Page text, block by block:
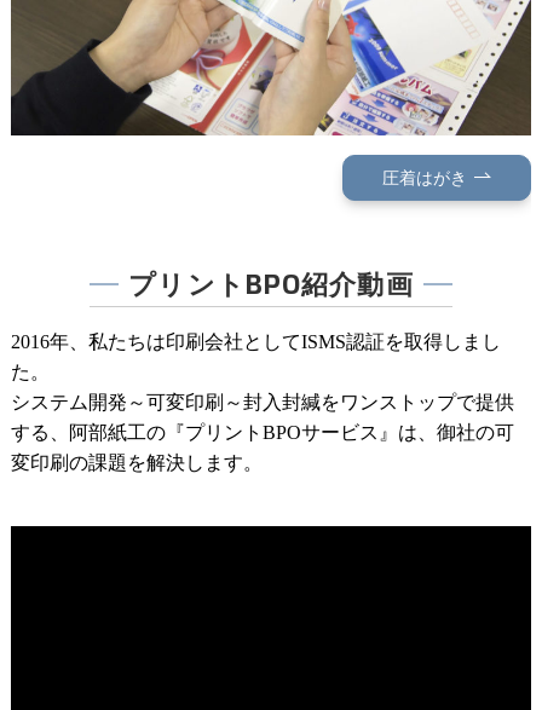
圧着はがき
プリントBPO紹介動画
2016年、私たちは印刷会社としてISMS認証を取得しまし
た。
システム開発～可変印刷～封入封緘をワンストップで提供
する、阿部紙工の『プリントBPOサービス』は、御社の可
変印刷の課題を解決します。